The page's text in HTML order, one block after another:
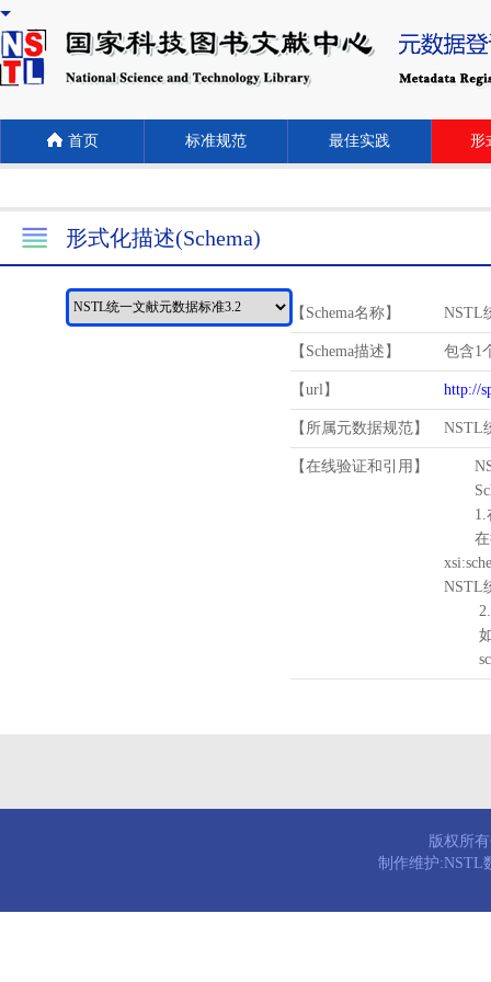
首页 标准规范 最佳实践 形
形式化描述(Schema)
【Schema名称】 NSTL
【Schema描述】 包含1
【url】 http://
【所属元数据规范】 NSTL
【在线验证和引用】
1.
在待
NSTL
2.
如需
版权所
制作维护:NSTL